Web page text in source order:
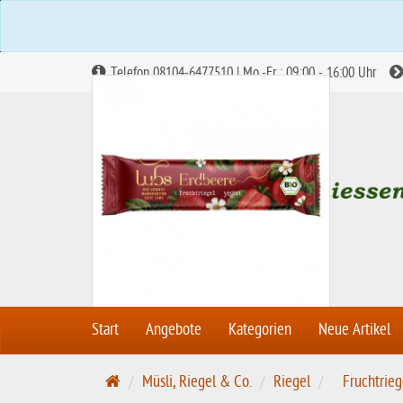
Telefon 08104-6477510 | Mo.-Fr.: 09:00 - 16:00 Uhr
Start Angebote Kategorien Neue Artikel
S
Müsli, Riegel & Co. Riegel